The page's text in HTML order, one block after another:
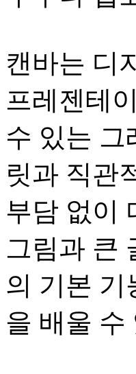
캔바는 디
프레젠테
수 있는 그
릿과 직관
부담 없이
그림과 큰
의 기본 기
을 배울 수